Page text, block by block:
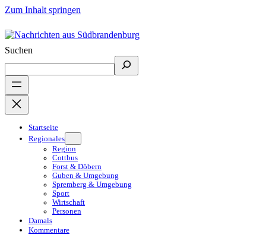
Zum Inhalt springen
Suchen
Startseite
Regionales
Region
Cottbus
Forst & Döbern
Guben & Umgebung
Spremberg & Umgebung
Sport
Wirtschaft
Personen
Damals
Kommentare